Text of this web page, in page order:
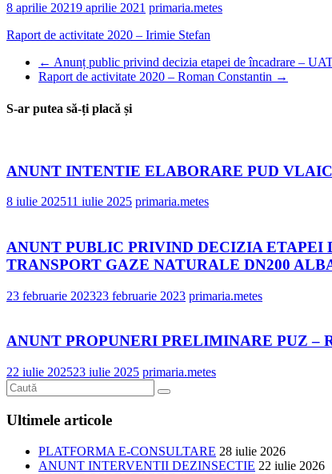
8 aprilie 20219 aprilie 2021 primaria.metes
Raport de activitate 2020 – Irimie Stefan
← Anunț public privind decizia etapei de încadrare –
Raport de activitate 2020 – Roman Constantin →
S-ar putea să-ți placă și
ANUNT INTENTIE ELABORARE PUD
8 iulie 202511 iulie 2025 primaria.metes
ANUNT PUBLIC PRIVIND DECIZIA ETAPEI
TRANSPORT GAZE NATURALE DN200
23 februarie 202323 februarie 2023 primaria.metes
ANUNT PROPUNERI PRELIMINARE PUZ –
22 iulie 202523 iulie 2025 primaria.metes
Ultimele articole
PLATFORMA E-CONSULTARE 28 iulie 2026
ANUNT INTERVENTII DEZINSECTIE 22 iulie 2026